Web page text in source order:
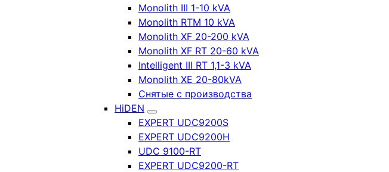
Monolith III 1-10 kVA
Monolith RTM 10 kVA
Monolith XF 20-200 kVA
Monolith XF RT 20-60 kVA
Intelligent III RT 1,1-3 kVA
Monolith XE 20-80kVA
Снятые с производства
HiDEN
EXPERT UDC9200S
EXPERT UDC9200H
UDC 9100-RT
EXPERT UDC9200-RT